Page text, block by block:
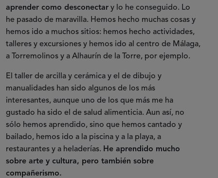
aprender como desconectar y lo he conseguido. Lo
he pasado de maravilla. Hemos hecho muchas cosas y
hemos ido a muchos sitios: hemos hecho actividades,
talleres y excursiones y hemos ido al centro de Málaga,
a Torremolinos y a Alhaurín de la Torre, por ejemplo.
El taller de arcilla y cerámica y el de dibujo y
manualidades han sido algunos de los más
interesantes, aunque uno de los que más me ha
gustado ha sido el de salud alimenticia. Aun así, no
sólo hemos aprendido, sino que hemos cantado y
bailado, hemos ido a la piscina y a la playa, a
restaurantes y a heladerías. He aprendido mucho
sobre arte y cultura, pero también sobre
compañerismo.